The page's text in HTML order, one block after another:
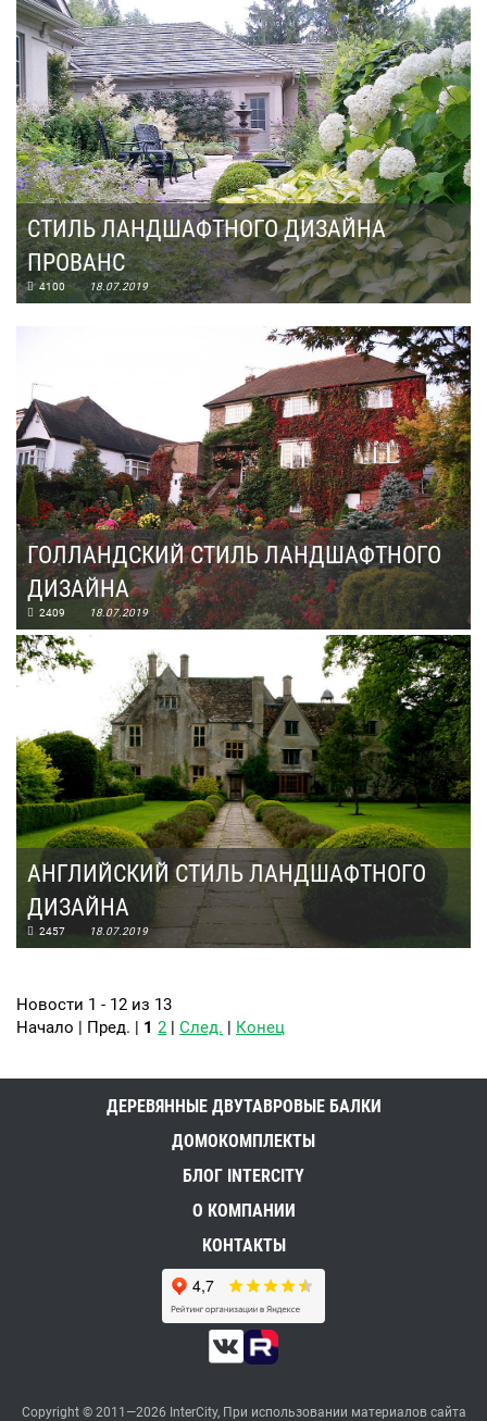
СТИЛЬ ЛАНДШАФТНОГО ДИЗАЙНА
ПРОВАНС
4100 18.07.2019
ГОЛЛАНДСКИЙ СТИЛЬ ЛАНДШАФТНОГО
ДИЗАЙНА
2409 18.07.2019
АНГЛИЙСКИЙ СТИЛЬ ЛАНДШАФТНОГО
ДИЗАЙНА
2457 18.07.2019
Новости 1 - 12 из 13
Начало | Пред. | 1 2 След. Конец
ДЕРЕВЯННЫЕ ДВУТАВРОВЫЕ БАЛКИ
ДОМОКОМПЛЕКТЫ
БЛОГ INTERCITY
О КОМПАНИИ
КОНТАКТЫ
Copyright © 2011—2026 InterCity, При использовании материалов сайта